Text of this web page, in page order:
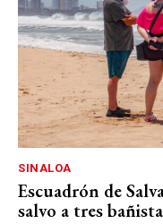
SINALOA
Escuadrón de
salvo a tres